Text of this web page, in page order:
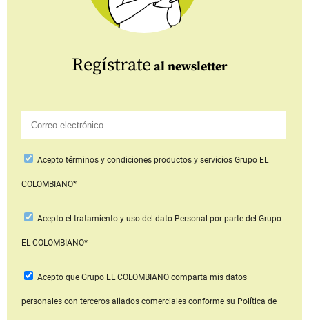
Regístrate al newsletter
Aceptotérminos y condiciones productos y serviciosGrupo EL
COLOMBIANO*
Acepto el tratamiento y uso del dato Personal por parte del Grupo
EL COLOMBIANO*
Acepto que Grupo EL COLOMBIANOcomparta mis datos
personales con terceros aliados comerciales conforme su Política de